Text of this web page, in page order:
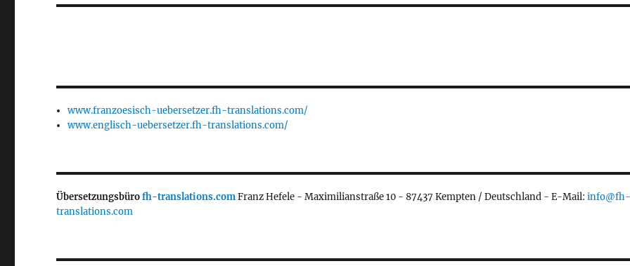
www.franzoesisch-uebersetzer.fh-translations.com/
www.englisch-uebersetzer.fh-translations.com/
Übersetzungsbürofh-translations.comFranz Hefele - Maximilianstraße 10 - 87437 Kempten / Deutschland - E-Mail:
translations.com